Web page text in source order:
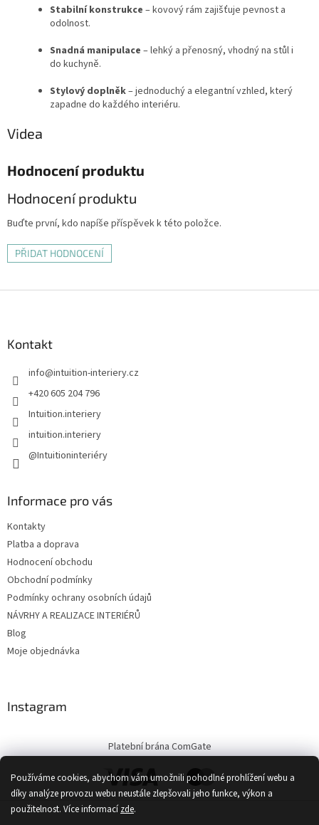
Používáme cookies, abychom vám umožnili pohodlné prohlížení webu a
díky analýze provozu webu neustále zlepšovali jeho funkce, výkon a
použitelnost. Více informacízde.
Stabilní konstrukce – kovový rám zajišťuje pevnost a
odolnost.
Snadná manipulace – lehký a přenosný, vhodný na stůl i
do kuchyně.
Stylový doplněk– jednoduchý a elegantní vzhled, který
zapadne do každého interiéru.
Videa
Hodnocení produktu
Hodnocení produktu
Buďte první, kdo napíše příspěvek k této položce.
PŘIDAT HODNOCENÍ
Kontakt
info@intuition-interiery.cz
+420 605 204 796
Intuition.interiery
intuition.interiery
@Intuitioninteriéry
Informace pro vás
Kontakty
Platba a doprava
Hodnocení obchodu
Obchodní podmínky
Podmínky ochrany osobních údajů
NÁVRHY A REALIZACE INTERIÉRŮ
Blog
Moje objednávka
Instagram
Platební brána ComGate